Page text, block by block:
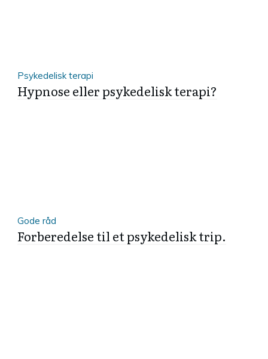
Psykedelisk terapi
Hypnose eller psykedelisk terapi?
Gode råd
Forberedelse til et psykedelisk trip.